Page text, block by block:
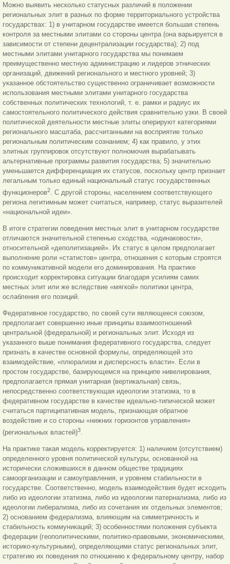
Можно выявить несколько статусных различий в положении
региональных элит в разных по форме территориального устройства
государствах: 1) в унитарном государстве имеется большая степень
контроля за местными элитами со стороны центра (она варьируется в
зависимости от степени децентрализации государства); 2) под
местными элитами унитарного государства мы понимаем
преимущественно местную администрацию и лидеров этнических
организаций, движений регионального и местного уровней; 3)
указанное обстоятельство существенно ограничивает возможности
использования местными элитами унитарного государства
собственных политических технологий, т. е. рамки и радиус их
самостоятельного политического действия сравнительно узки. В своей
политической деятельности местные элиты оперируют категориями
регионального масштаба, рассчитанными на восприятие только
региональным политическим сознанием; 4) как правило, у этих
элитных группировок отсутствуют полномочия вырабатывать
альтернативные программы развития государства; 5) значительно
уменьшается дифференциация их статусов, поскольку центр признает
легальным только единый национальный статус государственных
функционеров2. С другой стороны, населением соответствующего
региона легитимным может считаться, например, статус выразителей
«национальной идеи».
В итоге стратегии поведения местных элит в унитарном государстве
отличаются значительной степенью сходства, «одинаковости»,
относительной «деполитизацией». Их статус в целом предполагает
выполнение роли «статистов» центра, отношения с которым строятся
по коммуникативной модели его доминирования. На практике
происходит корректировка ситуации благодаря усилиям самих
местных элит или же вследствие «мягкой» политики центра,
ослабления его позиций.
Федеративное государство, по своей сути являющееся союзом,
предполагает совершенно иные принципы взаимоотношений
центральной (федеральной) и региональных элит. Исходя из
указанного выше понимания федеративного государства, следует
признать в качестве основной формулы, определяющей это
взаимодействие, «плюрализм и дисперсность власти». Если в
простом государстве, базирующемся на принципе нивелирования,
предполагается прямая унитарная (вертикальная) связь,
непосредственно соответствующая идеологии этатизма, то в
федеративном государстве в качестве идеально-типической может
считаться партиципативная модель, признающая обратное
воздействие и со стороны «нижних горизонтов управления»
(региональных властей)3.
На практике такая модель корректируется: 1) наличием (отсутствием)
определенного уровня политической культуры, основанной на
исторически сложившихся в данном обществе традициях
самоорганизации и самоуправления, и уровнем стабильности в
государстве. Соответственно, модель взаимодействия будет исходить
либо из идеологии этатизма, либо из идеологии патернализма, либо из
идеологии либерализма, либо из сочетания их отдельных элементов;
2) основанием федерализма, влияющим на симметричность и
стабильность коммуникаций; 3) особенностями положения субъекта
федерации (геополитическими, политико-правовыми, экономическими,
историко-культурными), определяющими статус региональных элит,
стратегию их поведения по отношению к федеральному центру, набор